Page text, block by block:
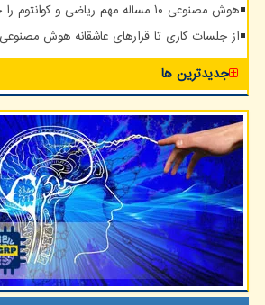
هوش مصنوعی ۱۰ مساله مهم ریاضی و کوانتوم را حل کرد
از جلسات کاری تا قرارهای عاشقانه هوش
جدیدترین ها